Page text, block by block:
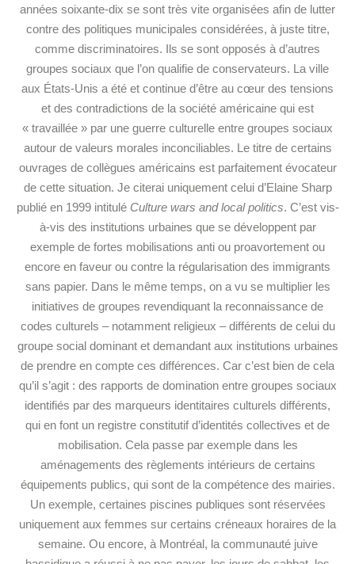
années soixante-dix se sont très vite organisées afin de lutter
contre des politiques municipales considérées, à juste titre,
comme discriminatoires. Ils se sont opposés à d’autres
groupes sociaux que l’on qualifie de conservateurs. La ville
aux États-Unis a été et continue d’être au cœur des tensions
et des contradictions de la société américaine qui est
« travaillée » par une guerre culturelle entre groupes sociaux
autour de valeurs morales inconciliables. Le titre de certains
ouvrages de collègues américains est parfaitement évocateur
de cette situation. Je citerai uniquement celui d’Elaine Sharp
publié en 1999 intitulé Culture wars and local politics. C’est vis-
à-vis des institutions urbaines que se développent par
exemple de fortes mobilisations anti ou proavortement ou
encore en faveur ou contre la régularisation des immigrants
sans papier. Dans le même temps, on a vu se multiplier les
initiatives de groupes revendiquant la reconnaissance de
codes culturels – notamment religieux – différents de celui du
groupe social dominant et demandant aux institutions urbaines
de prendre en compte ces différences. Car c’est bien de cela
qu’il s’agit : des rapports de domination entre groupes sociaux
identifiés par des marqueurs identitaires culturels différents,
qui en font un registre constitutif d’identités collectives et de
mobilisation. Cela passe par exemple dans les
aménagements des règlements intérieurs de certains
équipements publics, qui sont de la compétence des mairies.
Un exemple, certaines piscines publiques sont réservées
uniquement aux femmes sur certains créneaux horaires de la
semaine. Ou encore, à Montréal, la communauté juive